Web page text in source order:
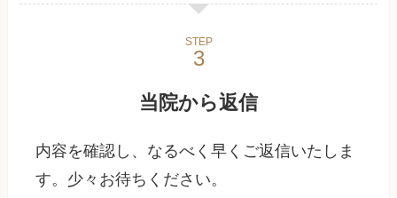
STEP
当院から返信
内容を確認し、なるべく早くご返信いたしま
す。少々お待ちください。